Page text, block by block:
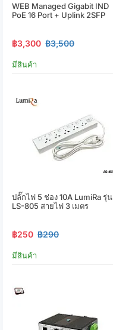
WEB Managed Gigabit IND
PoE 16 Port + Uplink 2SFP
฿3,300 ฿3,500
มีสินค้า
ปลั๊กไฟ 5 ช่อง 10A LumiRa รุ่น
LS-805 สายไฟ 3 เมตร
฿250 ฿290
มีสินค้า